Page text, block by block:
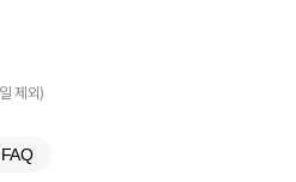
제외)
FAQ